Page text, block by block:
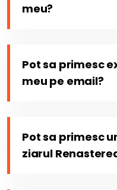
meu?
Pot sa primesc
meu pe email?
Pot sa primesc
ziarul